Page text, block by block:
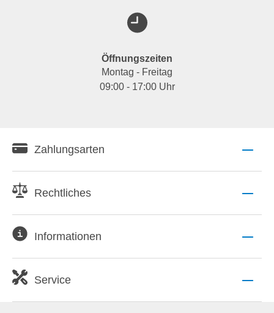
Öffnungszeiten
Montag - Freitag
09:00 - 17:00 Uhr
Zahlungsarten
Rechtliches
Informationen
Service